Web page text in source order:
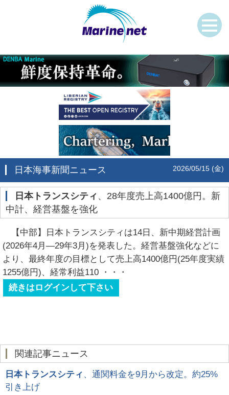
日本海事新聞ニュース 2026/05/15 (金)
日本トランスシティ 、28年度売上高1400億円。新
中計、経営基盤を強化
【中部】日本トランスシティは14日、新中期経営計画
(2026年4月―29年3月)を発表した。経営基盤強化などに
より、最終年度の目標として売上高1400億円(25年度実績
1255億円)、経常利益110
・・・
続きはログインして下さい
関連記事ニュース
日本トランスシティ 、通関料金を9月から改定。約25%
引き上げ